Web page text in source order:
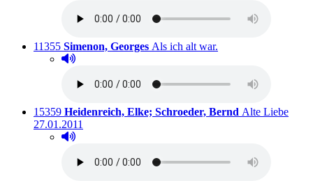
Titelnummer:
11355 von
Simenon, Georges: Als ich alt war.
Hörprobe abspielen
Hörprobe von Als ich alt war.
Titelnummer:
15359 von
Heidenreich, Elke; Schroeder, Bernd Alte Liebe
27.01.2011
Hörprobe abspielen
Hörprobe von Alte Liebe